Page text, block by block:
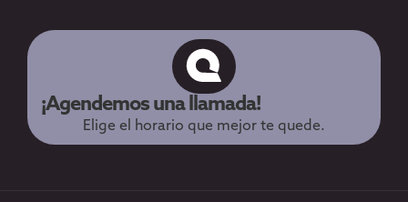
¡Agendemos una llamada!
Elige el horario que mejor te quede.